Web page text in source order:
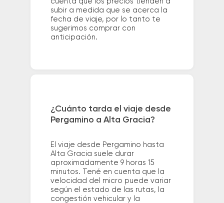
subir a medida que se acerca la
fecha de viaje, por lo tanto te
sugerimos comprar con
anticipación.
¿Cuánto tarda el viaje desde
Pergamino a Alta Gracia?
El viaje desde Pergamino hasta
Alta Gracia suele durar
aproximadamente 9 horas 15
minutos. Tené en cuenta que la
velocidad del micro puede variar
según el estado de las rutas, la
congestión vehicular y la